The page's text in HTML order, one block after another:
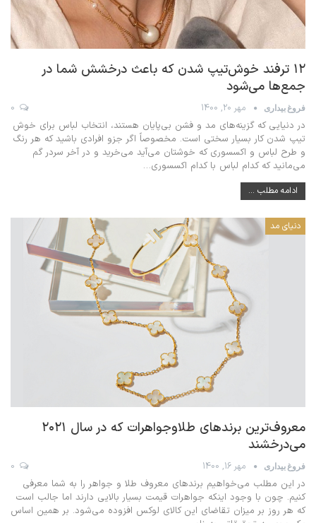
۱۲ ترفند خوش‌تیپ شدن که باعث درخشش شما در
جمع‌ها می‌شود
فروغ بیداری مهر 20, 1400
در دنیایی که گزینه‌های مد و فشن بی‌پایان هستند، انتخاب لباس برای خوش
تیپ شدن کار بسیار سختی است. مخصوصاً اگر جزو افرادی باشید که هر رنگ
و طرح لباس و اکسسوری که خوشتان می‌آید می‌خرید و در آخر سردر گم
می‌مانید که کدام لباس با کدام اکسسوری…
ادامه مطلب ...
دنیای مد
معروف‌ترین برندهای طلاوجواهرات که در سال ۲۰۲۱
می‌درخشند
فروغ بیداری مهر 16, 1400
در این مطلب می‌خواهیم برندهای معروف طلا و جواهر را به شما معرفی
کنیم. چون با وجود اینکه جواهرات قیمت بسیار بالایی دارند اما جالب است
که هر روز بر میزان تقاضای این کالای لوکس افزوده می‌شود. بر همین اساس